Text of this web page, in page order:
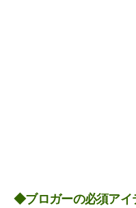
◆ブロガーの必須アイ